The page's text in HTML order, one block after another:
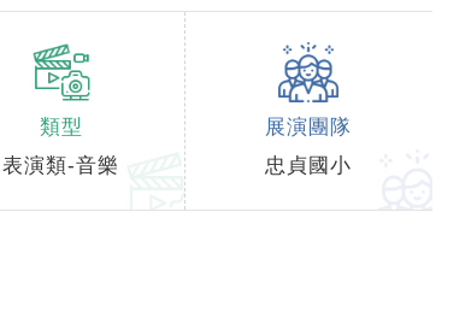
類型
表演類-音樂
展演團隊
忠貞國小